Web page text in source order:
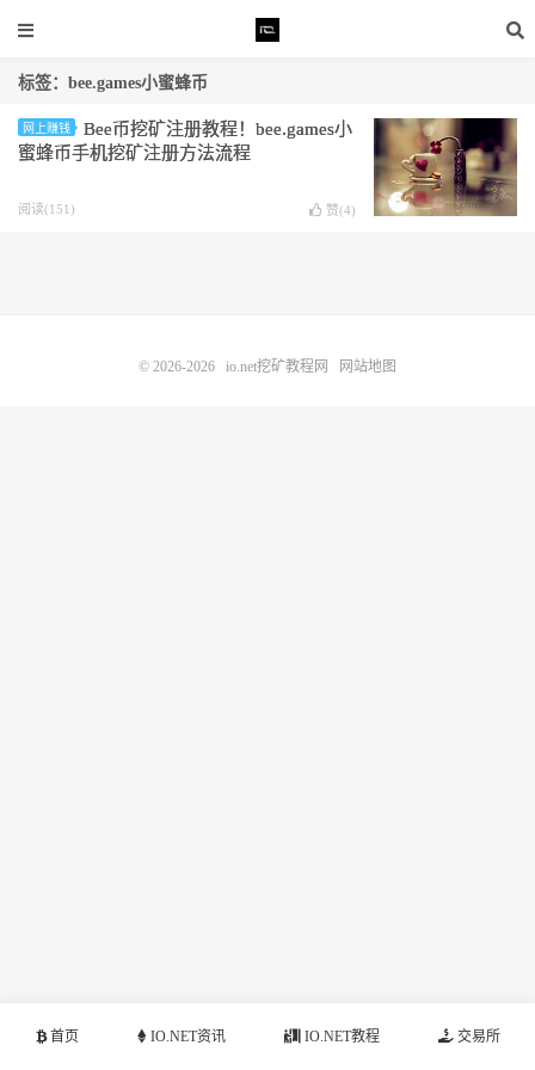
标签：bee.games小蜜蜂币
网上赚钱
Bee币挖矿注册教程！bee.games小
蜜蜂币手机挖矿注册方法流程
阅读(151) 赞(4)
首页 IO.NET资讯 IO.NET教程 交易所
© 2026-2026 io.net挖矿教程网 网站地图